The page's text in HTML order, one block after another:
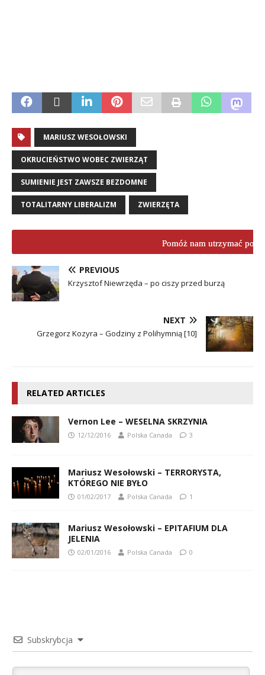
MARIUSZ WESOŁOWSKI
OKRUCIEŃSTWO WOBEC ZWIERZĄT
SUMIENIE JEST ZAWSZE BEZDOMNE
TOTALITARNY LIBERALIZM ZWIERZĘTA
Pomóż nam utrzymać
PREVIOUS
Krzysztof Niewrzęda – po ciszy przed burzą
NEXT
Grzegorz Kozyra – Godziny z Polihymnią [10]
RELATED ARTICLES
Vernon Lee – WESELNA SKRZYNIA
12/12/2016 Polska Canada 3
Mariusz Wesołowski – TERRORYSTA,
KTÓREGO NIE BYŁO
01/02/2017 Polska Canada 1
Mariusz Wesołowski – EPITAFIUM DLA
JELENIA
02/01/2016 Polska Canada 0
Subskrybcja